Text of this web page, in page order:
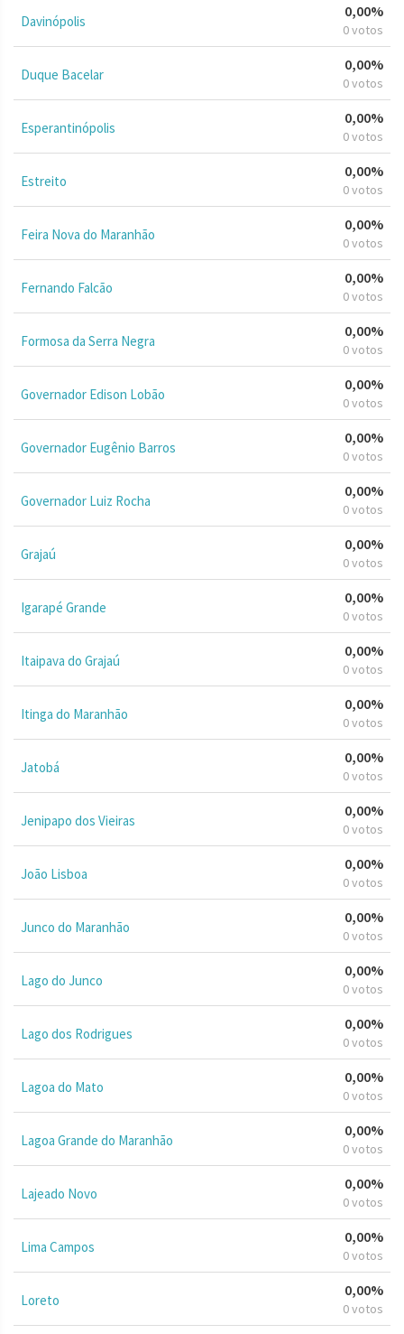
Davinópolis
0,00%
0 votos
Duque Bacelar
0,00%
0 votos
Esperantinópolis
0,00%
0 votos
Estreito
0,00%
0 votos
Feira Nova do Maranhão
0,00%
0 votos
Fernando Falcão
0,00%
0 votos
Formosa da Serra Negra
0,00%
0 votos
Governador Edison Lobão
0,00%
0 votos
Governador Eugênio Barros
0,00%
0 votos
Governador Luiz Rocha
0,00%
0 votos
Grajaú
0,00%
0 votos
Igarapé Grande
0,00%
0 votos
Itaipava do Grajaú
0,00%
0 votos
Itinga do Maranhão
0,00%
0 votos
Jatobá
0,00%
0 votos
Jenipapo dos Vieiras
0,00%
0 votos
João Lisboa
0,00%
0 votos
Junco do Maranhão
0,00%
0 votos
Lago do Junco
0,00%
0 votos
Lago dos Rodrigues
0,00%
0 votos
Lagoa do Mato
0,00%
0 votos
Lagoa Grande do Maranhão
0,00%
0 votos
Lajeado Novo
0,00%
0 votos
Lima Campos
0,00%
0 votos
Loreto
0,00%
0 votos